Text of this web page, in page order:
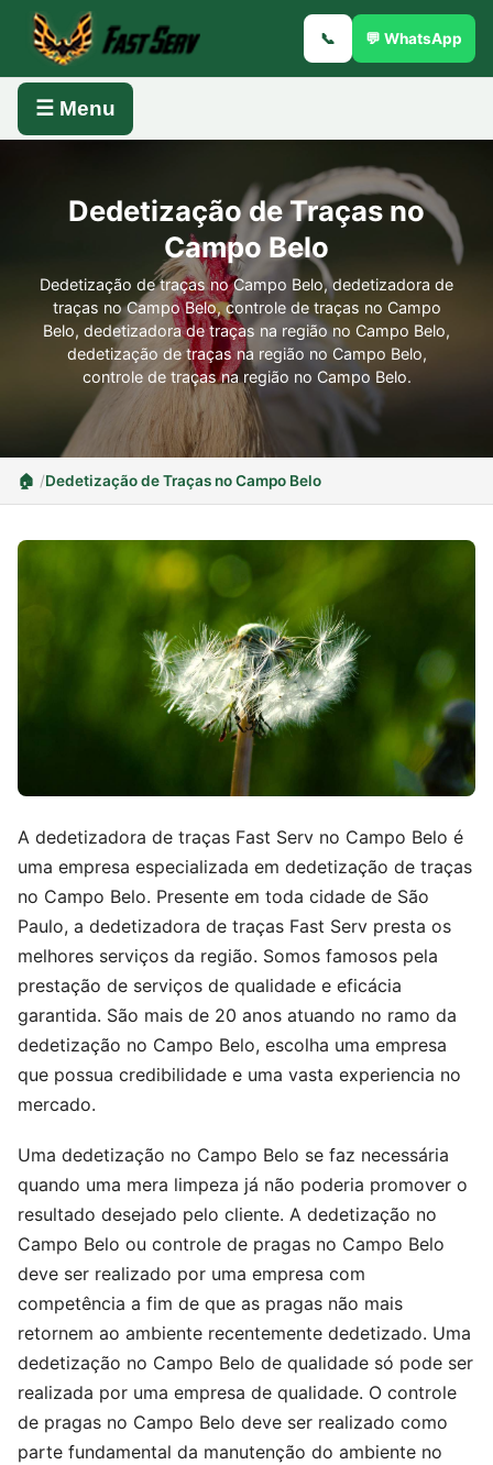
📞 💬 WhatsApp
☰ Menu
Dedetização de Traças no
Campo Belo
Dedetização de traças no Campo Belo, dedetizadora de
traças no Campo Belo, controle de traças no Campo
Belo, dedetizadora de traças na região no Campo Belo,
dedetização de traças na região no Campo Belo,
controle de traças na região no Campo Belo.
/Dedetização de Traças no Campo Belo
A dedetizadora de traças Fast Serv no Campo Belo é
uma empresa especializada em dedetização de traças
no Campo Belo. Presente em toda cidade de São
Paulo, a dedetizadora de traças Fast Serv presta os
melhores serviços da região. Somos famosos pela
prestação de serviços de qualidade e eficácia
garantida. São mais de 20 anos atuando no ramo da
dedetização no Campo Belo, escolha uma empresa
que possua credibilidade e uma vasta experiencia no
mercado.
Uma dedetização no Campo Belo se faz necessária
quando uma mera limpeza já não poderia promover o
resultado desejado pelo cliente. A dedetização no
Campo Belo ou controle de pragas no Campo Belo
deve ser realizado por uma empresa com
competência a fim de que as pragas não mais
retornem ao ambiente recentemente dedetizado. Uma
dedetização no Campo Belo de qualidade só pode ser
realizada por uma empresa de qualidade. O controle
de pragas no Campo Belo deve ser realizado como
parte fundamental da manutenção do ambiente no